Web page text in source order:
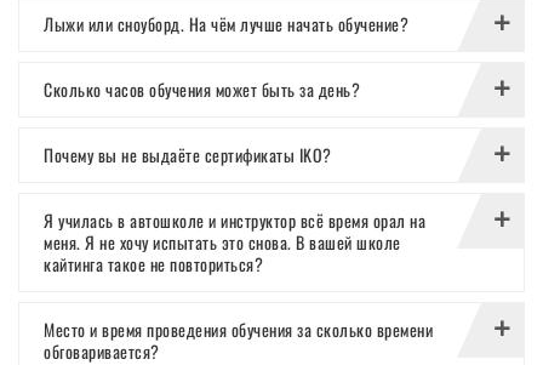
Лыжи или сноуборд. На чём лучше начать обучение?
Сколько часов обучения может быть за день?
Почему вы не выдаёте сертификаты IKO?
Я училась в автошколе и инструктор всё время орал на
меня. Я не хочу испытать это снова. В вашей школе
кайтинга такое не повториться?
Место и время проведения обучения за сколько времени
обговаривается?